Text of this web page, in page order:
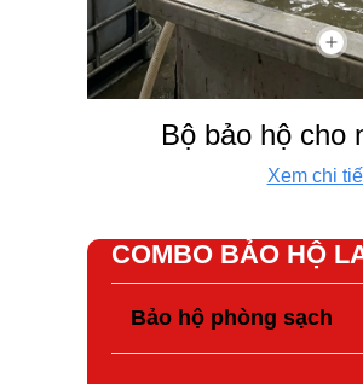
Bộ bảo hộ cho
Xem chi
COMBO BẢO HỘ
Bảo hộ phòng sạch